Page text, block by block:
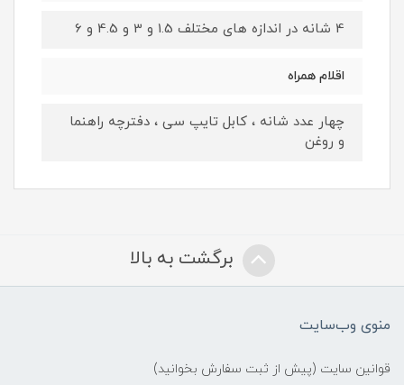
4 شانه در اندازه های مختلف 1.5 و 3 و 4.5 و 6
اقلام همراه
چهار عدد شانه ، کابل تایپ سی ، دفترچه راهنما
و روغن
برگشت به بالا
منوی وب‌سایت
قوانین سایت (پیش از ثبت سفارش بخوانید)